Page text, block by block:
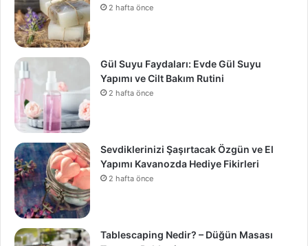
2 hafta önce
Gül Suyu Faydaları: Evde Gül Suyu
Yapımı ve Cilt Bakım Rutini
2 hafta önce
Sevdiklerinizi Şaşırtacak Özgün ve El
Yapımı Kavanozda Hediye Fikirleri
2 hafta önce
Tablescaping Nedir? – Düğün Masası